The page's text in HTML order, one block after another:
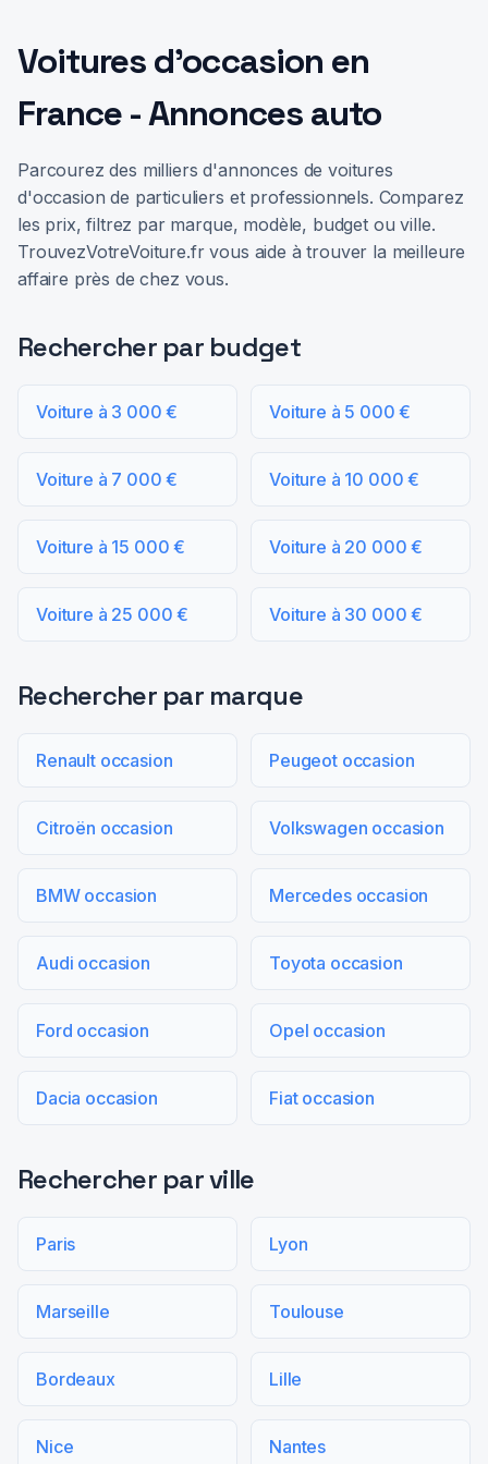
Voitures d'occasion en
France - Annonces auto
Parcourez des milliers d'annonces de voitures
d'occasion de particuliers et professionnels. Comparez
les prix, filtrez par marque, modèle, budget ou ville.
TrouvezVotreVoiture.fr vous aide à trouver la meilleure
affaire près de chez vous.
Rechercher par budget
Voiture à 3 000 € Voiture à 5 000 €
Voiture à 7 000 € Voiture à 10 000 €
Voiture à 15 000 € Voiture à 20 000 €
Voiture à 25 000 € Voiture à 30 000 €
Rechercher par marque
Renault occasion Peugeot occasion
Citroën occasion Volkswagen occasion
BMW occasion Mercedes occasion
Audi occasion Toyota occasion
Ford occasion Opel occasion
Dacia occasion Fiat occasion
Rechercher par ville
Paris Lyon
Marseille Toulouse
Bordeaux Lille
Nice Nantes